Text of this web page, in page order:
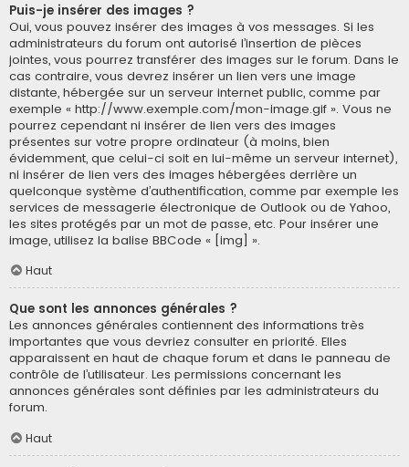
Puis-je insérer des images ?
Oui, vous pouvez insérer des images à vos messages. Si les
administrateurs du forum ont autorisé l’insertion de pièces
jointes, vous pourrez transférer des images sur le forum. Dans le
cas contraire, vous devrez insérer un lien vers une image
distante, hébergée sur un serveur internet public, comme par
exemple « http://www.exemple.com/mon-image.gif ». Vous ne
pourrez cependant ni insérer de lien vers des images
présentes sur votre propre ordinateur (à moins, bien
évidemment, que celui-ci soit en lui-même un serveur internet),
ni insérer de lien vers des images hébergées derrière un
quelconque système d’authentification, comme par exemple les
services de messagerie électronique de Outlook ou de Yahoo,
les sites protégés par un mot de passe, etc. Pour insérer une
image, utilisez la balise BBCode « [img] ».
Haut
Que sont les annonces générales ?
Les annonces générales contiennent des informations très
importantes que vous devriez consulter en priorité. Elles
apparaissent en haut de chaque forum et dans le panneau de
contrôle de l’utilisateur. Les permissions concernant les
annonces générales sont définies par les administrateurs du
forum.
Haut